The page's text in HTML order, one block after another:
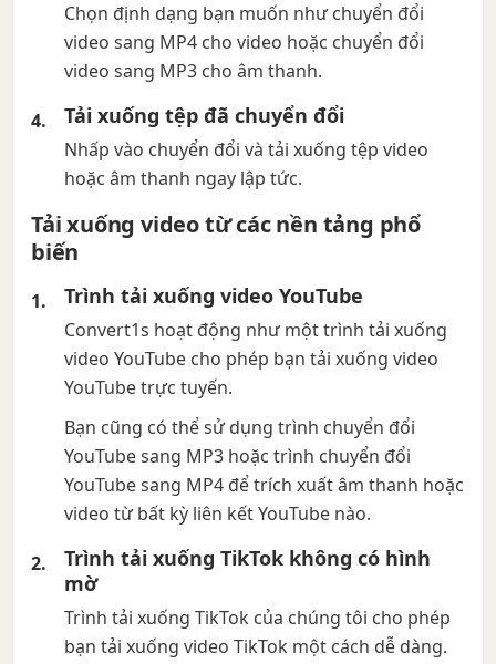
Chọn định dạng bạn muốn như chuyển đổi
video sang MP4 cho video hoặc chuyển đổi
video sang MP3 cho âm thanh.
Tải xuống tệp đã chuyển đổi
Nhấp vào chuyển đổi và tải xuống tệp video
hoặc âm thanh ngay lập tức.
Tải xuống video từ các nền tảng phổ
biến
Trình tải xuống video YouTube
Convert1s hoạt động như một trình tải xuống
video YouTube cho phép bạn tải xuống video
YouTube trực tuyến.
Bạn cũng có thể sử dụng trình chuyển đổi
YouTube sang MP3 hoặc trình chuyển đổi
YouTube sang MP4 để trích xuất âm thanh hoặc
video từ bất kỳ liên kết YouTube nào.
Trình tải xuống TikTok không có hình
mờ
Trình tải xuống TikTok của chúng tôi cho phép
bạn tải xuống video TikTok một cách dễ dàng.